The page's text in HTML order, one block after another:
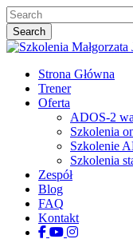
Skip
to
main
content
Search
Close
Menu
Strona Główna
Trener
Oferta
ADOS-2
Szkolenia
Szkolenie
Szkolenia
Zespół
Blog
FAQ
Kontakt
facebook
youtubeinstagram
tiktok